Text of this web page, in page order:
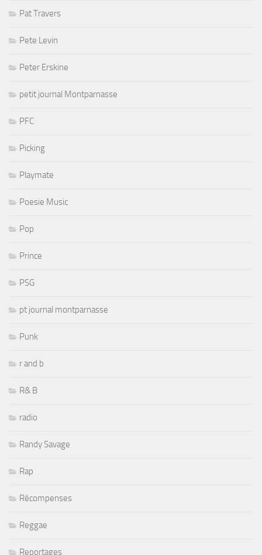
Pat Travers
Pete Levin
Peter Erskine
petit journal Montparnasse
PFC
Picking
Playmate
Poesie Music
Pop
Prince
PSG
pt journal montparnasse
Punk
r and b
R& B
radio
Randy Savage
Rap
Récompenses
Reggae
Reportages